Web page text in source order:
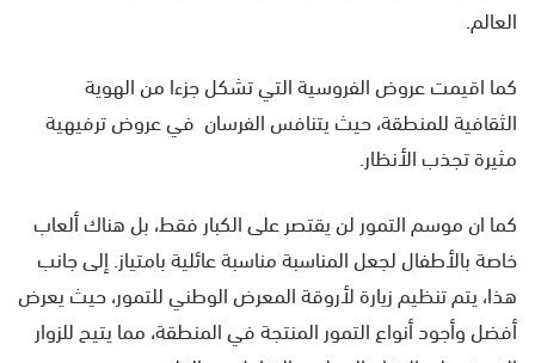
العالم.
كما اقيمت عروض الفروسية التي تشكل جزءا من الهوية
الثقافية للمنطقة، حيث يتنافس الفرسان في عروض ترفيهية
مثيرة تجذب الأنظار.
كما ان موسم التمور لن يقتصر على الكبار فقط، بل هناك ألعاب
خاصة بالأطفال لجعل المناسبة مناسبة عائلية بامتياز. إلى جانب
هذا، يتم تنظيم زيارة لأروقة المعرض الوطني للتمور، حيث يعرض
أفضل وأجود أنواع التمور المنتجة في المنطقة، مما يتيح للزوار